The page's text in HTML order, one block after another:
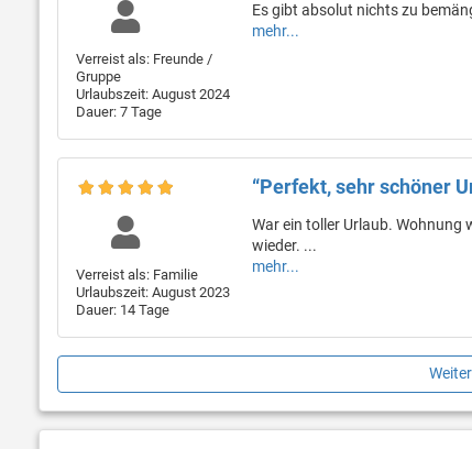
Verreist als: Freunde /
Gruppe
Urlaubszeit: August 2024
Dauer: 7 Tage
Es gibt absolut nichts zu
mehr...
Verreist als: Familie
Urlaubszeit: August 2023
Dauer: 14 Tage
“Perfekt, sehr schöner
War ein toller Urlaub. Wohnung
wieder. ...
mehr...